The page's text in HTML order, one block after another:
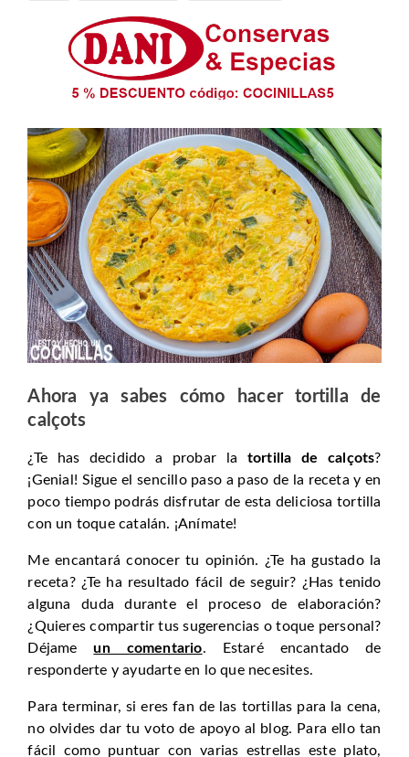
Ahora ya sabes cómo hacer tortilla de
calçots
¿Te has decidido a probar la tortilla de calçots?
¡Genial! Sigue el sencillo paso a paso de la receta y en
poco tiempo podrás disfrutar de esta deliciosa tortilla
con un toque catalán. ¡Anímate!
Me encantará conocer tu opinión. ¿Te ha gustado la
receta? ¿Te ha resultado fácil de seguir? ¿Has tenido
alguna duda durante el proceso de elaboración?
¿Quieres compartir tus sugerencias o toque personal?
Déjameun comentario. Estaré encantado de
responderte y ayudarte en lo que necesites.
Para terminar, si eres fan de las tortillas para la cena,
no olvides dar tu voto de apoyo al blog. Para ello tan
fácil como puntuar con varias estrellas este plato,